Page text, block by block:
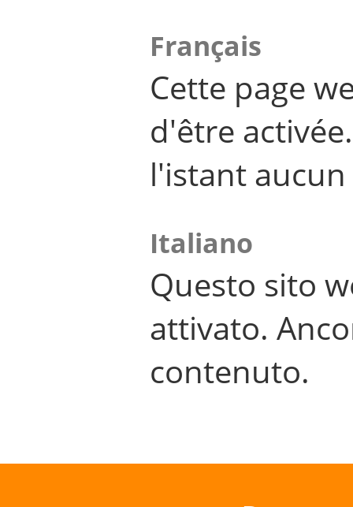
Français
Cette page
d'être
l'istant
Italiano
Questo sito
attivato.
contenuto.